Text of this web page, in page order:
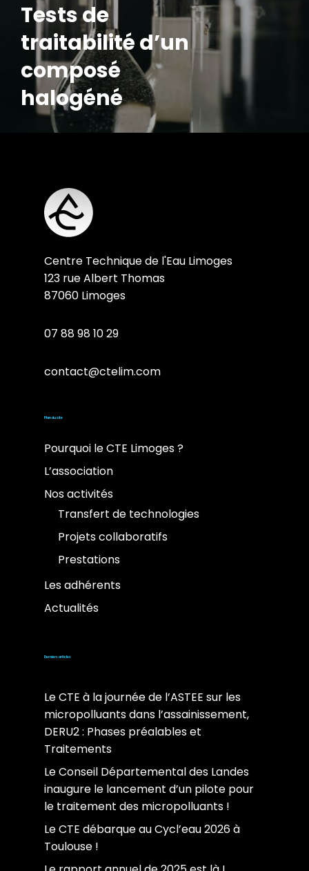
Tests de
traitabilité d’un
composé
halogéné
Centre Technique de l'Eau Limoges
123 rue Albert Thomas
87060 Limoges
07 88 98 10 29
contact@ctelim.com
Plan du site
Pourquoi le CTE Limoges ?
L’association
Nos activités
Transfert de technologies
Projets collaboratifs
Prestations
Les adhérents
Actualités
Derniers articles
Le CTE à la journée de l’ASTEE sur les
micropolluants dans l’assainissement,
DERU2 : Phases préalables et
Traitements
Le Conseil Départemental des Landes
inaugure le lancement d’un pilote pour
le traitement des micropolluants !
Le CTE débarque au Cycl’eau 2026 à
Toulouse !